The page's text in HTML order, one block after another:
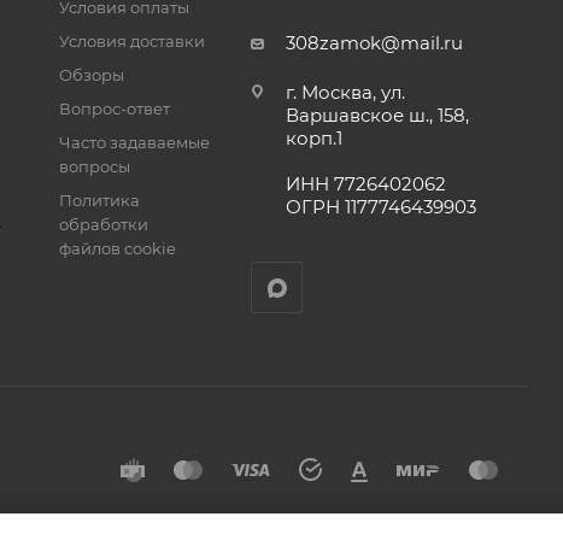
Условия оплаты
Условия доставки
Обзоры
Вопрос-ответ
Часто задаваемые
вопросы
Политика
обработки
файлов cookie
308zamok@mail.ru
г. Москва, ул.
Варшавское ш., 158,
корп.1
ИНН 7726402062
ОГРН 1177746439903